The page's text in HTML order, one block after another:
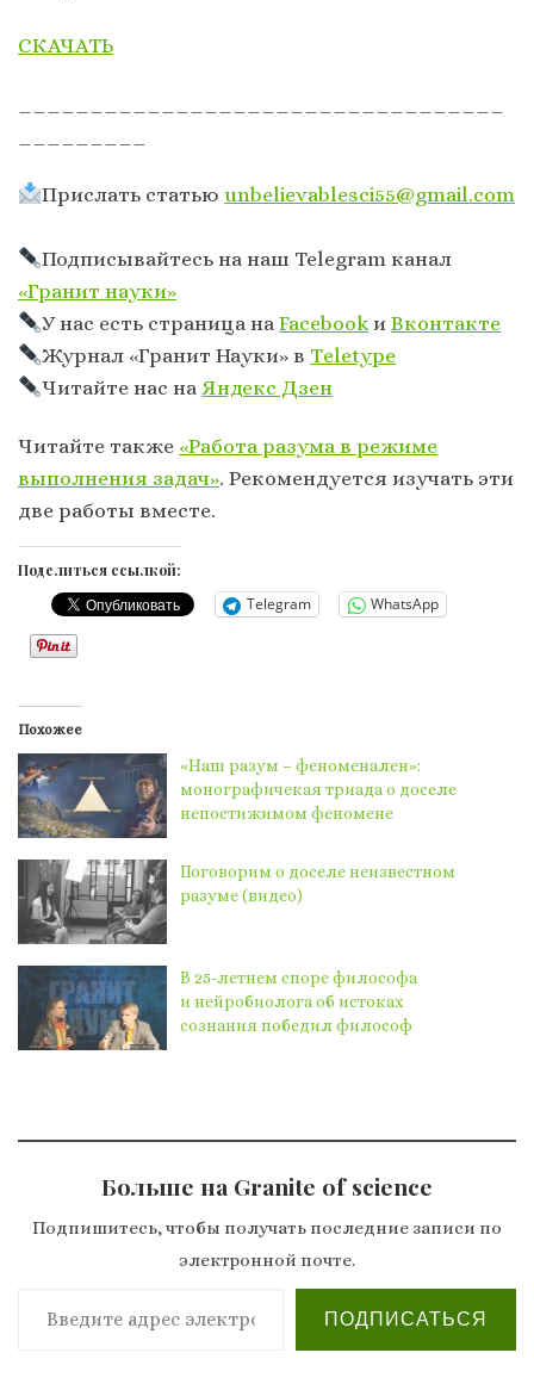
СКАЧАТЬ
Прислать статьюunbelievablesci55@gmail.com
Подписывайтесь на наш Telegram канал
«Гранит науки»
У нас есть страница наFacebook иВконтакте
Журнал «Гранит Науки» в Тeletype
Читайте нас наЯндекс Дзен
Читайте также «Работа разума в режиме
выполнения задач». Рекомендуется изучать эти
две работы вместе.
Поделиться ссылкой:
Telegram WhatsApp
Похожее
«Наш разум – феноменален»:
монографичекая триада о доселе
непостижимом феномене
Поговорим о доселе неизвестном
разуме (видео)
В 25-летнем споре философа
и нейробиолога об истоках
сознания победил философ
Больше на Granite of science
Подпишитесь, чтобы получать последние записи по
электронной почте.
Введите адрес электронной почты…
ПОДПИСАТЬСЯ